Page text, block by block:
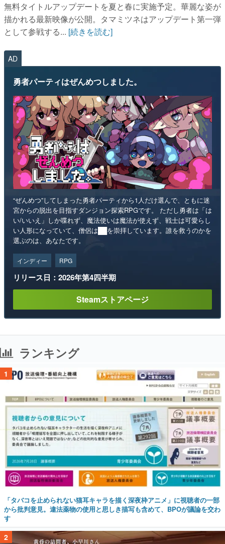
無料タイトルアップデートを夏と春に実施予定。華麗な姿が
描かれる最新映像が公開。タマミツネはアップデート第一弾
として参戦する... [続きを読む]
AD
勇者パーティはぜんめつしました。
“ぜんめつ”してしまった勇者パーティから1人だけ選んで、ともに迷
宮からの脱出を目指すダンジョン探索RPGです。 ただし勇者は「は
い/いいえ」しか喋れず、魔法使いは魔法が使えず、戦士は可愛らし
い人形になっていて、僧侶は██を崇拝しています。誰を救うのかを
選ぶのは、あなたです。
インディー RPG
リリース日：2026年第4四半期
Steamストアページ
ランキング
1
「タバコを止められない猫耳キャラを描く深夜枠アニメ」に視聴者の一部
から批判意見。違法薬物の使用と思しき描写も含めて、BPOが議論を交わ
す
2